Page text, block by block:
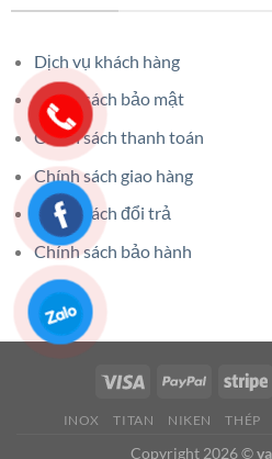
Dịch vụ khách hàng
Chính sách bảo mật
Chính sách thanh toán
Chính sách giao hàng
Chính sách đổi trả
Chính sách bảo hành
INOX TITAN NIKEN THÉP
Copyright 2026 ©